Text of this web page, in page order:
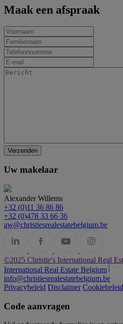
Maak een afspraak
Uw makelaar
Alexander Willems
+32 (0)11 36 86 86
+32 (0)478 33 66 36
aw@christiesrealestatebelgium.be
©2025 Christie's International Real
International Real Estate Belgium
info@christiesrealestatebelgium.be
Privacybeleid Disclaimer Cookiebeleid
Code aanvragen